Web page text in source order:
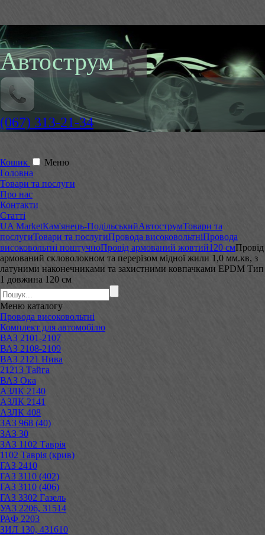
Автострум
(067) 313-21-34
Кошик
Меню
Головна
Товари та послуги
Про нас
Контакти
Статті
UA MarketКам'янець-ПодільськийАвтострумТовари та
послугиТовари та послугиПровода високовольтніПровода
високовольтні поштучноПровід армований жовтий120 смПровід
армований скловолокном та перерізом мідної жили 1,0 мм.кв, з
латуними наконечниками та захистними ковпачками EPDM Тип
1 довжина 120 см
Меню каталогу
Провода високовольтні
Комплект для автомобілю
ВАЗ 2101-2107
ВАЗ 2108-2109
ВАЗ 2121 Нива
21213 Тайга
ВАЗ Ока
АЗЛК 2140
АЗЛК 2141
АЗЛК 408
ЗАЗ 968 (40)
ЗАЗ 30
ЗАЗ 1102 Таврія
1102 Таврія (крив)
ГАЗ 2410
ГАЗ 3110 (402)
ГАЗ 3110 (406)
ГАЗ 3302 Газель
УАЗ 2206, 31514
РАФ 2203
ЗИЛ 130, 431610